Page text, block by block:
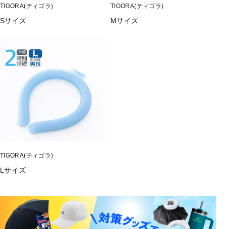
■メーカー型番：9001070604
TIGORA(ティゴラ)
Sサイズ
TIGORA(ティゴラ)
Mサイズ
TIGORA(ティゴラ)
Lサイズ